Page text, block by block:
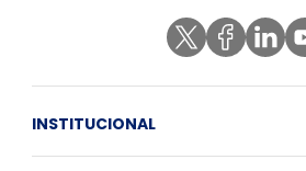
INSTITUCIONAL